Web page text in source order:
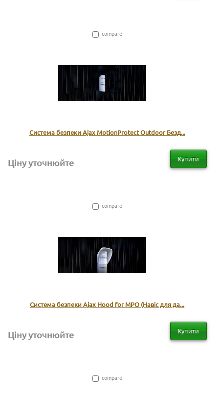
compare
Система безпеки Ajax MotionProtect Outdoor Безд...
Ціну уточнюйте Купити
compare
Система безпеки Ajax Hood for MPO (Навіс для да...
Ціну уточнюйте Купити
compare